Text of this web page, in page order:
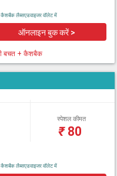
लैब्सएडवाइजर वॉलेट में
ऑनलाइन बुक करें >
बचत + कैशबैक
स्पेशल कीमत
₹80
लैब्सएडवाइजर वॉलेट में